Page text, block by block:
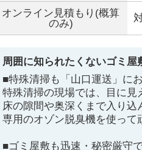
オンライン見積もり(概算
のみ)
周囲に知られたくないゴミ
■特殊清掃も「山口運送」に
特殊清掃の現場では、目に見
床の隙間や奥深くまで入り込
専用のオゾン脱臭機を使って
■ゴミ屋敷も迅速・秘密厳守